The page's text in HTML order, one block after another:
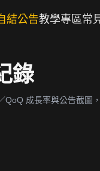
結公告教學專區常
錄
成長率與公告截圖